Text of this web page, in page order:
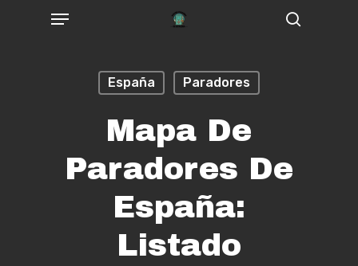
Menu
España Paradores
Mapa De
Paradores De
España:
Listado